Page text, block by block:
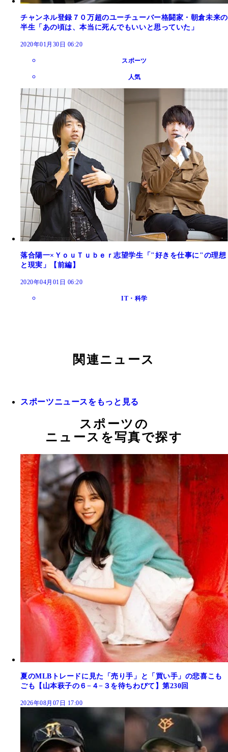
チャンネル登録７０万超のユーチューバー格闘家・朝倉未来の
半生「あの頃は、本当に死んでもいいと思っていた」
2020年01月30日 06:20
スポーツ
人気
落合陽一×ＹｏｕＴｕｂｅｒ志望学生「"好きを仕事に"の理想
と現実」【前編】
2020年04月01日 06:20
IT・科学
関連ニュース
スポーツニュースをもっと見る
スポーツの
ニュースを写真で探す
夏のMLBトレードに見た「売り手」と「買い手」の悲喜こも
ごも【山本萩子の６−４−３を待ちわびて】第230回
2026年08月07日 17:00